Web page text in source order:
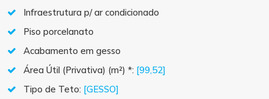
Infraestrutura p/ ar condicionado
Piso porcelanato
Acabamento em gesso
Área Útil (Privativa) (m²) *: [99,52]
Tipo de Teto: [GESSO]